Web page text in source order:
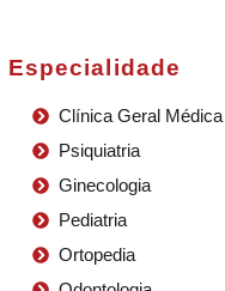
Especialidade
Clínica Geral Médica
Psiquiatria
Ginecologia
Pediatria
Ortopedia